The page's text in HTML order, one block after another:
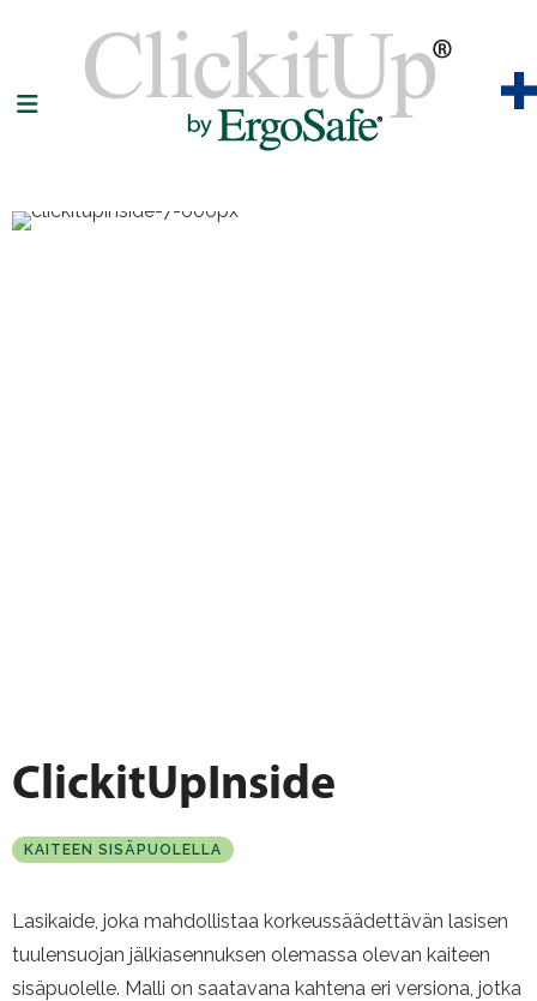
ClickitUpInside
KAITEEN SISÄPUOLELLA
Lasikaide, joka mahdollistaa korkeussäädettävän lasisen
tuulensuojan jälkiasennuksen olemassa olevan kaiteen
sisäpuolelle. Malli on saatavana kahtena eri versiona, jotka